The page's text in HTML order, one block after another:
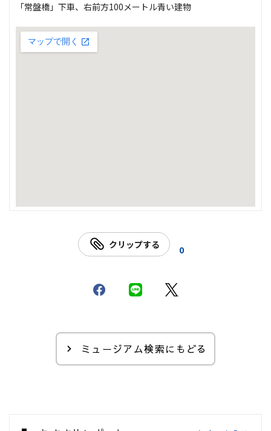
「常盤橋」下車、右前方100メートル青い建物
クリップする 0
ミュージアム検索にもどる